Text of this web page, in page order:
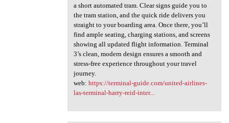
a short automated tram. Clear signs guide you to
the tram station, and the quick ride delivers you
straight to your boarding area. Once there, you’ll
find ample seating, charging stations, and screens
showing all updated flight information. Terminal
3’s clean, modern design ensures a smooth and
stress-free experience throughout your travel
journey.
web: https://terminal-guide.com/united-airlines-
las-terminal-harry-reid-inter...